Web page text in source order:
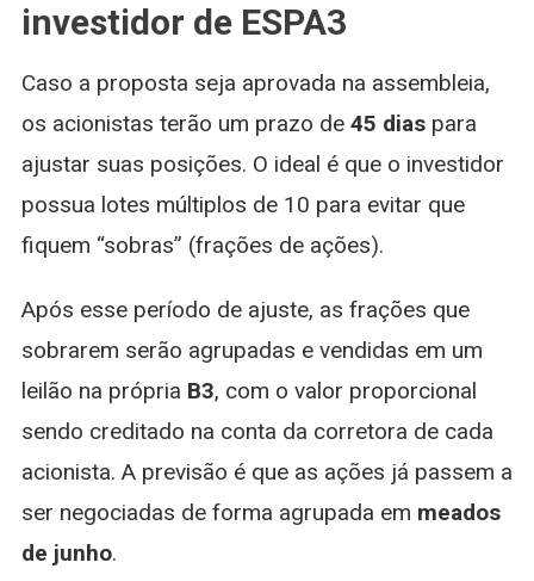
investidor de ESPA3
Caso a proposta seja aprovada na assembleia,
os acionistas terão um prazo de 45 diaspara
ajustar suas posições. O ideal é que o investidor
possua lotes múltiplos de 10 para evitar que
fiquem “sobras” (frações de ações).
Após esse período de ajuste, as frações que
sobrarem serão agrupadas e vendidas em um
leilão na própria B3, com o valor proporcional
sendo creditado na conta da corretora de cada
acionista. A previsão é que as ações já passem a
ser negociadas de forma agrupada em meados
de junho.